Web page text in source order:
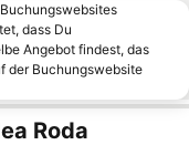
dass Du
Angebot findest, das
der Buchungswebsite
Roda